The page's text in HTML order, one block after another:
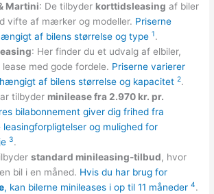
Martini: De tilbyder korttidsleasing af biler
vifte af mærker og modeller. Priserne
af bilens størrelse og type1.
: Her finder du et udvalg af elbiler,
lease med gode fordele. Priserne varierer
af bilens størrelse og kapacitet2.
tilbyder minilease fra 2.970 kr. pr.
bilabonnement giver dig frihed fra
leasingforpligtelser og mulighed for
3.
standard minileasing-tilbud, hvor
bil i en måned. Hvis du har brug for
, kan bilerne minileases i op til 11 måneder4.